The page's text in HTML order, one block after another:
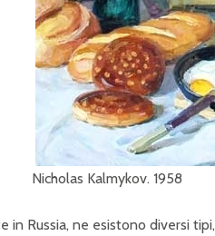
1958
Russia, ne esistono diversi